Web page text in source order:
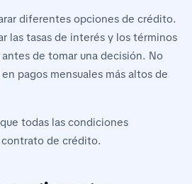
diferentes opciones de crédito.
las tasas de interés y los términos
de tomar una decisión. No
pagos mensuales más altos de
todas las condiciones
de crédito.